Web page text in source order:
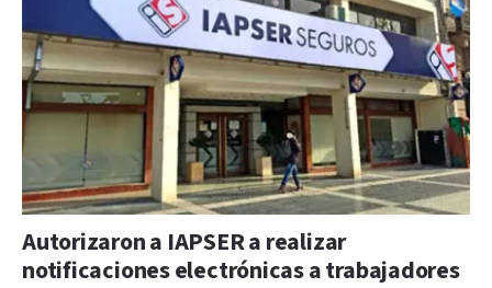
Autorizaron a IAPSER a realizar
notificaciones electrónicas a trabajadores